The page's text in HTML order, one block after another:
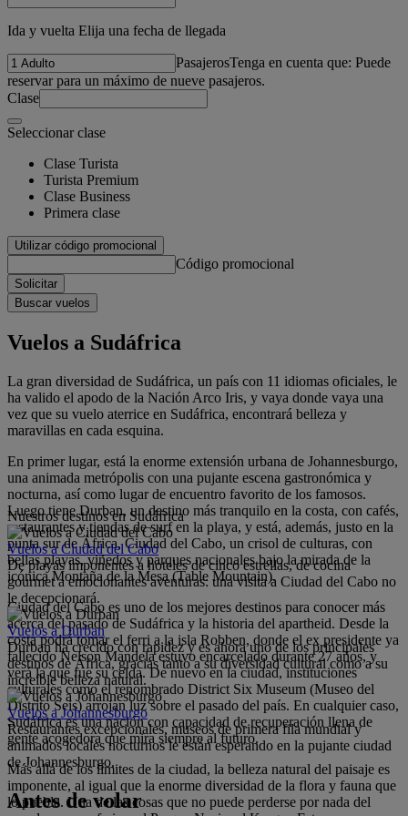
Ida y vuelta Elija una fecha de llegada
PasajerosTenga en cuenta que: Puede
reservar para un máximo de nueve pasajeros.
Clase
Seleccionar clase
Clase Turista
Turista Premium
Clase Business
Primera clase
Utilizar código promocional
Código promocional
Solicitar
Buscar vuelos
Vuelos a Sudáfrica
La gran diversidad de Sudáfrica, un país con 11 idiomas oficiales, le
ha valido el apodo de la Nación Arco Iris, y vaya donde vaya una
vez que su vuelo aterrice en Sudáfrica, encontrará belleza y
maravillas en cada esquina.
En primer lugar, está la enorme extensión urbana de Johannesburgo,
una animada metrópolis con una pujante escena gastronómica y
nocturna, así como lugar de encuentro favorito de los famosos.
Luego tiene Durban, un destino más tranquilo en la costa, con cafés,
restaurantes y tiendas de surf en la playa, y está, además, justo en la
punta sur de África, Ciudad del Cabo, un crisol de culturas, con
bellas playas, viñedos y parques nacionales bajo la mirada de la
icónica Montaña de la Mesa (Table Mountain).
Ciudad del Cabo es uno de los mejores destinos para conocer más
acerca del pasado de Sudáfrica y la historia del apartheid. Desde la
costa podrá tomar el ferri a la isla Robben, donde el ex presidente ya
fallecido Nelson Mandela estuvo encarcelado durante 27 años, y
verá la que fue su celda. De nuevo en la ciudad, instituciones
culturales como el renombrado District Six Museum (Museo del
Distrito Seis) arrojan luz sobre el pasado del país. En cualquier caso,
Sudáfrica es una nación con capacidad de recuperación llena de
gente acogedora que mira siempre al futuro.
Más allá de los límites de la ciudad, la belleza natural del paisaje es
imponente, al igual que la enorme diversidad de la flora y fauna que
lo puebla. Una de las cosas que no puede perderse por nada del
Nuestros destinos en Sudáfrica
Vuelos a Ciudad del Cabo
De playas imponentes a hoteles de cinco estrellas, de cocina
gourmet a emocionantes aventuras: una visita a Ciudad del Cabo no
le decepcionará.
Vuelos a Durban
Durban ha crecido con rapidez y es ahora uno de los principales
destinos de África, gracias tanto a su diversidad cultural como a su
increíble belleza natural.
Vuelos a Johannesburgo
Restaurantes excepcionales, museos de primera fila mundial y
animados locales nocturnos le están esperando en la pujante ciudad
de Johannesburgo.
Antes de volar